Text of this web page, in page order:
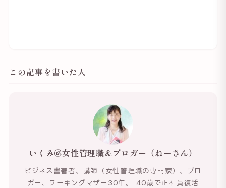
この記事を書いた人
いくみ@女性管理職＆ブロガー（ねーさん）
ビジネス書著者、講師（女性管理職の専門家）、ブロ
ガー、ワーキングマザー30年。 40歳で正社員復活